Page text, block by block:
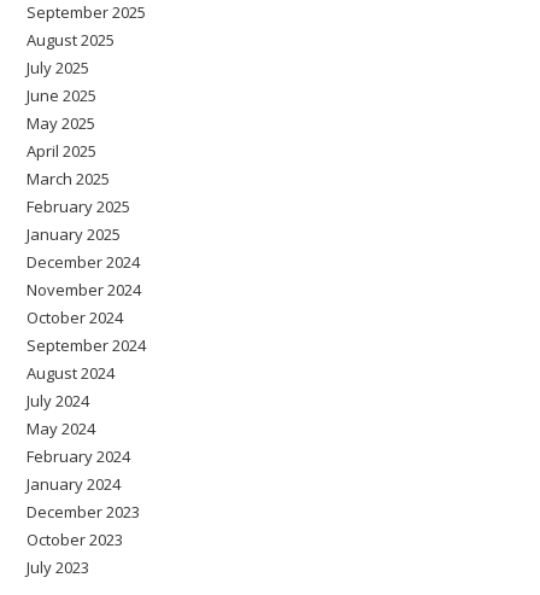
September 2025
August 2025
July 2025
June 2025
May 2025
April 2025
March 2025
February 2025
January 2025
December 2024
November 2024
October 2024
September 2024
August 2024
July 2024
May 2024
February 2024
January 2024
December 2023
October 2023
July 2023